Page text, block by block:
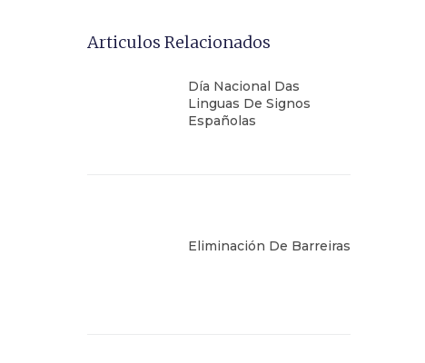
Articulos Relacionados
Día Nacional Das
Linguas De Signos
Españolas
Eliminación De Barreiras